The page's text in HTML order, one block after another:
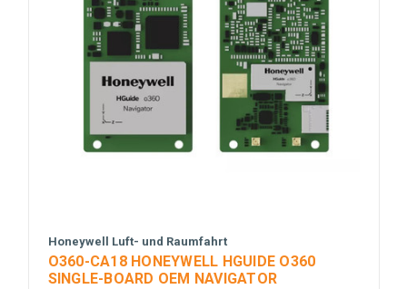
Honeywell Luft- und Raumfahrt
O360-CA18 HONEYWELL HGUIDE O360
SINGLE-BOARD OEM NAVIGATOR